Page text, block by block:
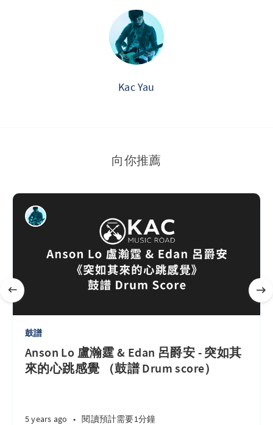
Kac Yau
向你推薦
鼓譜
Anson Lo 盧瀚霆 & Edan 呂爵安 - 突如其
來的心跳感覺 （鼓譜 Drum score）
5 years ago • 閱讀預計需要1分鐘